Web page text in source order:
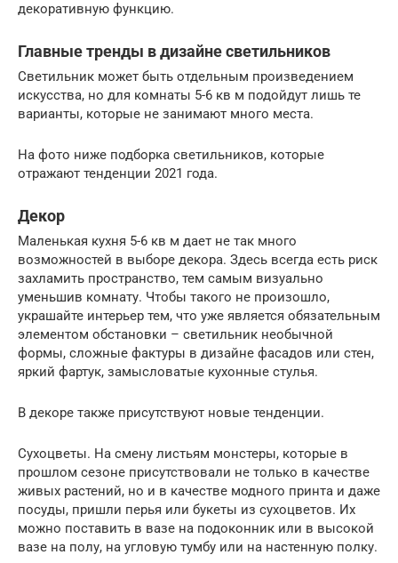
декоративную функцию.
Главные тренды в дизайне светильников
Светильник может быть отдельным произведением
искусства, но для комнаты 5-6 кв м подойдут лишь те
варианты, которые не занимают много места.
На фото ниже подборка светильников, которые
отражают тенденции 2021 года.
Декор
Маленькая кухня 5-6 кв м дает не так много
возможностей в выборе декора. Здесь всегда есть риск
захламить пространство, тем самым визуально
уменьшив комнату. Чтобы такого не произошло,
украшайте интерьер тем, что уже является обязательным
элементом обстановки – светильник необычной
формы, сложные фактуры в дизайне фасадов или стен,
яркий фартук, замысловатые кухонные стулья.
В декоре также присутствуют новые тенденции.
Сухоцветы. На смену листьям монстеры, которые в
прошлом сезоне присутствовали не только в качестве
живых растений, но и в качестве модного принта и даже
посуды, пришли перья или букеты из сухоцветов. Их
можно поставить в вазе на подоконник или в высокой
вазе на полу, на угловую тумбу или на настенную полку.